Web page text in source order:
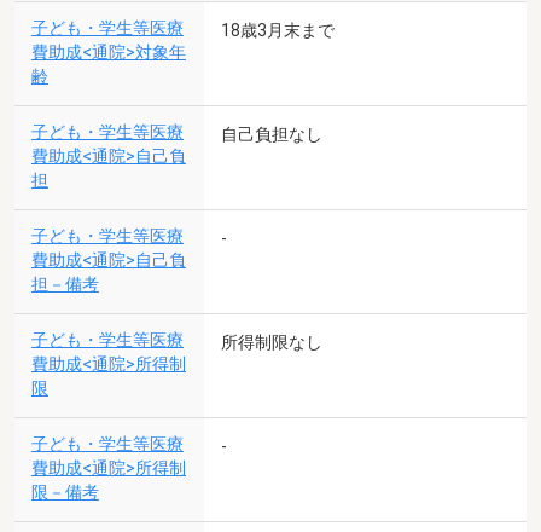
子ども・学生等医療
費助成<通院>対象年
齢
18歳3月末まで
子ども・学生等医療
費助成<通院>自己負
担
自己負担なし
子ども・学生等医療
費助成<通院>自己負
担－備考
-
子ども・学生等医療
費助成<通院>所得制
限
所得制限なし
子ども・学生等医療
費助成<通院>所得制
限－備考
-